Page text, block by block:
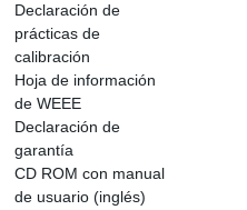
Declaración de
prácticas de
calibración
Hoja de información
de WEEE
Declaración de
garantía
CD ROM con manual
de usuario (inglés)